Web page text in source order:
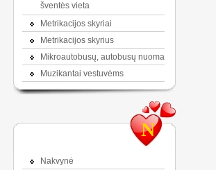
šventės vieta
Metrikacijos skyriai
Metrikacijos skyrius
Mikroautobusų, autobusų nuoma
Muzikantai vestuvėms
N
Nakvynė